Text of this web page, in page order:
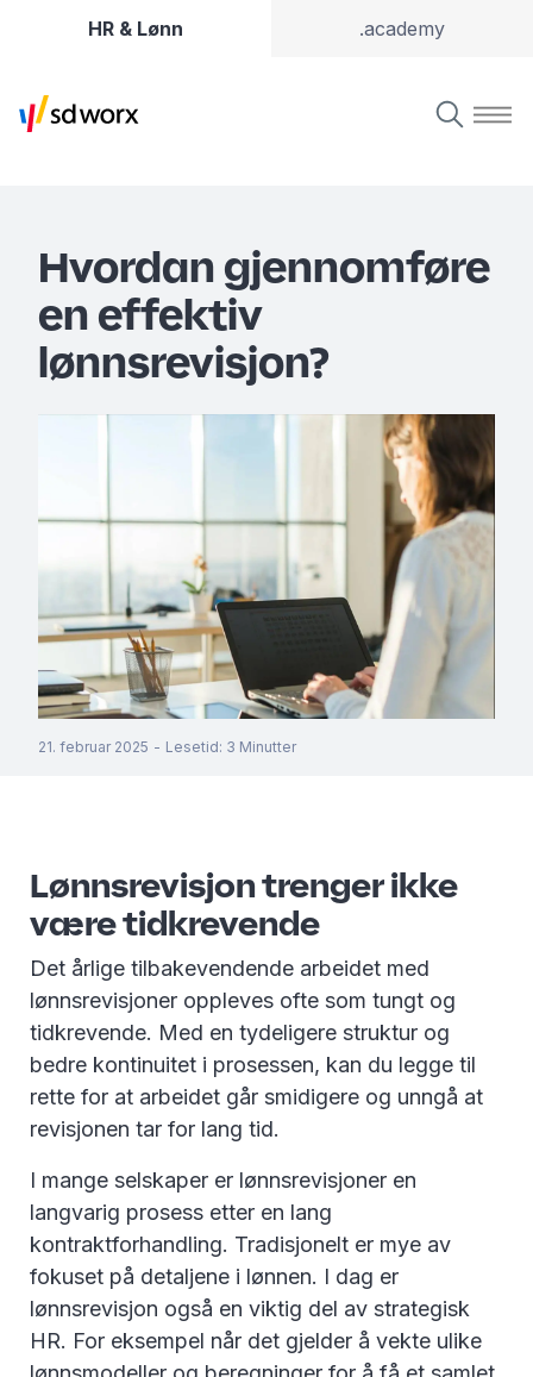
HR & Lønn .academy
Hvordan gjennomføre
en effektiv
lønnsrevisjon?
21. februar 2025 - Lesetid: 3 Minutter
Lønnsrevisjon trenger ikke
være tidkrevende
Det årlige tilbakevendende arbeidet med
lønnsrevisjoner oppleves ofte som tungt og
tidkrevende. Med en tydeligere struktur og
bedre kontinuitet i prosessen, kan du legge til
rette for at arbeidet går smidigere og unngå at
revisjonen tar for lang tid.
I mange selskaper er lønnsrevisjoner en
langvarig prosess etter en lang
kontraktforhandling. Tradisjonelt er mye av
fokuset på detaljene i lønnen. I dag er
lønnsrevisjon også en viktig del av strategisk
HR. For eksempel når det gjelder å vekte ulike